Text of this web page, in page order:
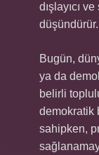
dışlayıcı
düşündürür.
Bugün,
ya da
belirli
demokratik
sahipken,